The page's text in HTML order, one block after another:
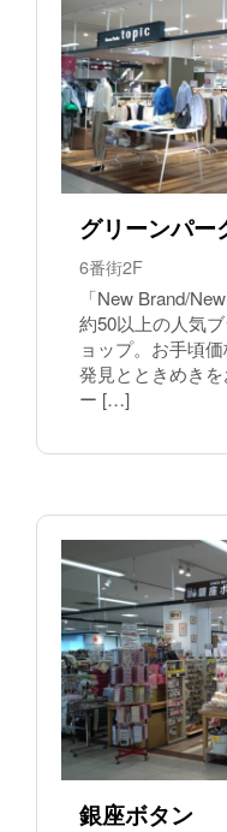
グリーンパー
6番街2F
「New Brand/
約50以上の人気
ョップ。お手頃価
発見とときめき
ー […]
銀座ボタン